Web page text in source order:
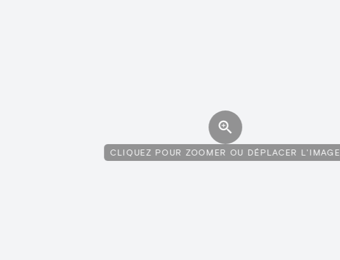
CLIQUEZ POUR ZOOMER OU DÉPLACER L'IMAGE